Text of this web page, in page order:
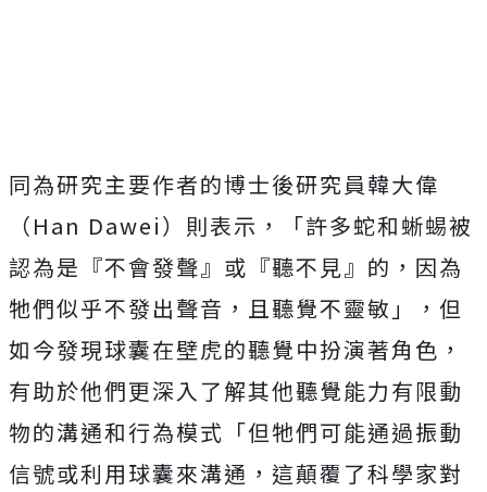
同為研究主要作者的博士後研究員韓大偉
（Han Dawei）則表示，「許多蛇和蜥蜴被
認為是『不會發聲』或『聽不見』的，因為
牠們似乎不發出聲音，且聽覺不靈敏」，但
如今發現球囊在壁虎的聽覺中扮演著角色，
有助於他們更深入了解其他聽覺能力有限動
物的溝通和行為模式「但牠們可能通過振動
信號或利用球囊來溝通，這顛覆了科學家對